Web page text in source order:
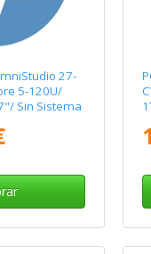
27-
5-120U/
Sin Sistema